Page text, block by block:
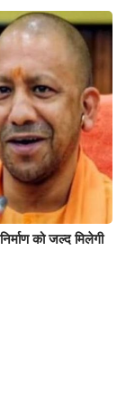
को जल्द मिलेगी